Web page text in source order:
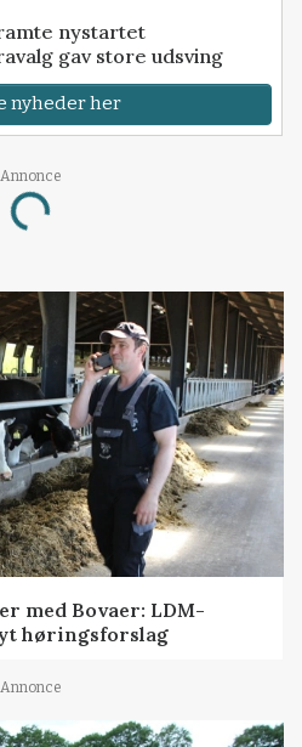
nystartet
gav store udsving
nyheder her
Annonce
Loading...
med Bovaer: LDM-
høringsforslag
Annonce